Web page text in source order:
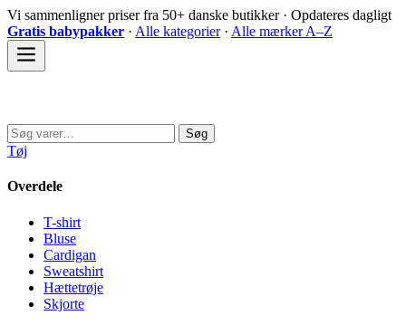
Spring
til
indhold
Vi sammenligner priser fra 50+ danske butikker · Opdateres dagligt
Gratis babypakker · Alle kategorier· Alle mærker A–Z
Søg
efter:
Søg
Tøj
Overdele
T-shirt
Bluse
Cardigan
Sweatshirt
Hættetrøje
Skjorte